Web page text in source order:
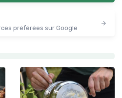
préférées sur Google